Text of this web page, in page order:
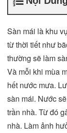
Sàn mái là khu
từ thời tiết như
thường sẽ làm
Và mỗi khi mùa
hết nước mưa.
sàn mái. Nước
trần nhà. Từ đó
nhà. Làm ảnh